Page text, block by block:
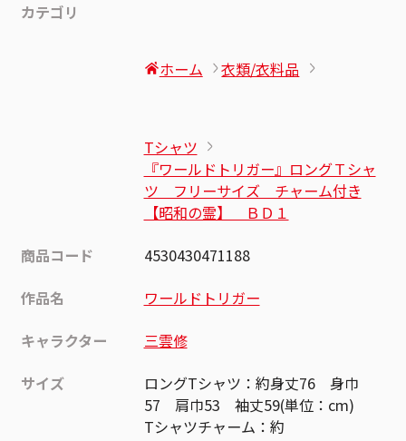
カテゴリ
ホーム 衣類/衣料品
Tシャツ
『ワールドトリガー』ロングＴシャ
ツ フリーサイズ チャーム付き
【昭和の霊】 ＢＤ１
商品コード
4530430471188
作品名
ワールドトリガー
キャラクター
三雲修
サイズ
ロングTシャツ：約身丈76 身巾
57 肩巾53 袖丈59(単位：cm)
Tシャツチャーム：約